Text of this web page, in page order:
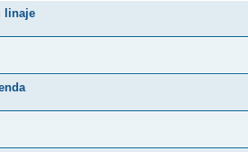
linaje